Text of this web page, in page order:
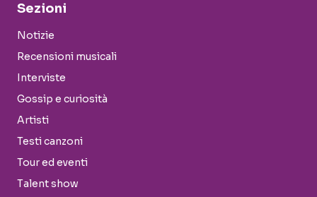
Sezioni
Notizie
Recensioni musicali
Interviste
Gossip e curiosità
Artisti
Testi canzoni
Tour ed eventi
Talent show